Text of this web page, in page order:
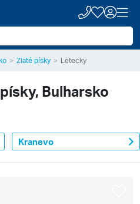
Zlaté písky Letecky
Bulharsko
Kranevo